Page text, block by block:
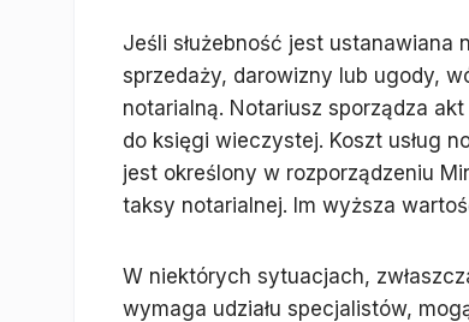
Jeśli służebność jest ustanawiana
sprzedaży, darowizny lub ugody,
notarialną. Notariusz sporządza
do księgi wieczystej. Koszt usług
jest określony w rozporządzeniu
taksy notarialnej. Im wyższa
W niektórych sytuacjach,
wymaga udziału specjalistów,